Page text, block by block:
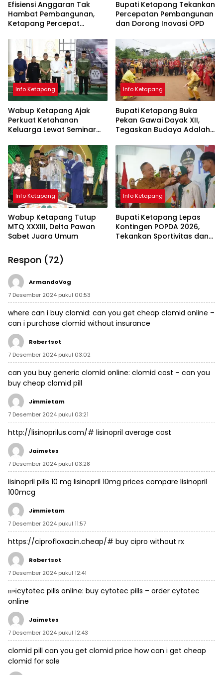
Efisiensi Anggaran Tak
Hambat Pembangunan,
Ketapang Percepat
Kolaborasi
Bupati Ketapang Tekankan
Percepatan Pembangunan
dan Dorong Inovasi OPD
Info Ketapang
Wabup Ketapang Ajak
Perkuat Ketahanan
Keluarga Lewat Seminar
Info Ketapang
Bupati Ketapang Buka
Pekan Gawai Dayak XII,
Tegaskan Budaya Adalah
Info Ketapang
Wabup Ketapang Tutup
MTQ XXXIII, Delta Pawan
Sabet Juara Umum
Info Ketapang
Bupati Ketapang Lepas
Kontingen POPDA 2026,
Tekankan Sportivitas dan
Respon (72)
ArmandoVog
7 Desember 2024 pukul 00:53
where can i buy clomid: can you get cheap clomid online –
can i purchase clomid without insurance
Robertsot
7 Desember 2024 pukul 03:02
can you buy generic clomid online: clomid cost – can you
buy cheap clomid pill
Jimmietam
7 Desember 2024 pukul 03:21
http://lisinoprilus.com/# lisinopril average cost
Jaimetes
7 Desember 2024 pukul 03:28
lisinopril pills 10 mg lisinopril 10mg prices compare lisinopril
100mcg
Jimmietam
7 Desember 2024 pukul 11:57
https://ciprofloxacin.cheap/# buy cipro without rx
Robertsot
7 Desember 2024 pukul 12:41
п»їcytotec pills online: buy cytotec pills – order cytotec
online
Jaimetes
7 Desember 2024 pukul 12:43
clomid pill can you get clomid price how can i get cheap
clomid for sale